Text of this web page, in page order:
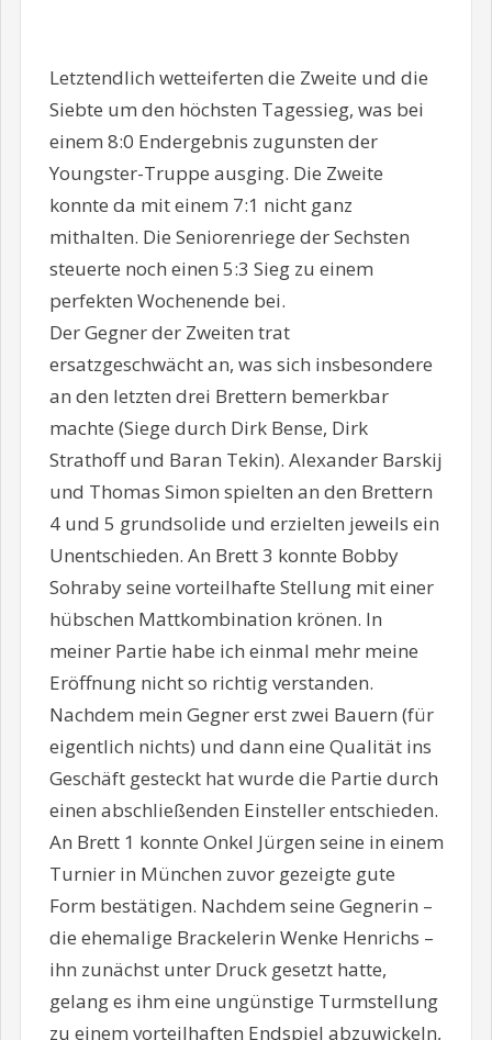
Letztendlich wetteiferten die Zweite und die
Siebte um den höchsten Tagessieg, was bei
einem 8:0 Endergebnis zugunsten der
Youngster-Truppe ausging. Die Zweite
konnte da mit einem 7:1 nicht ganz
mithalten. Die Seniorenriege der Sechsten
steuerte noch einen 5:3 Sieg zu einem
perfekten Wochenende bei.
Der Gegner der Zweiten trat
ersatzgeschwächt an, was sich insbesondere
an den letzten drei Brettern bemerkbar
machte (Siege durch Dirk Bense, Dirk
Strathoff und Baran Tekin). Alexander Barskij
und Thomas Simon spielten an den Brettern
4 und 5 grundsolide und erzielten jeweils ein
Unentschieden. An Brett 3 konnte Bobby
Sohraby seine vorteilhafte Stellung mit einer
hübschen Mattkombination krönen. In
meiner Partie habe ich einmal mehr meine
Eröffnung nicht so richtig verstanden.
Nachdem mein Gegner erst zwei Bauern (für
eigentlich nichts) und dann eine Qualität ins
Geschäft gesteckt hat wurde die Partie durch
einen abschließenden Einsteller entschieden.
An Brett 1 konnte Onkel Jürgen seine in einem
Turnier in München zuvor gezeigte gute
Form bestätigen. Nachdem seine Gegnerin –
die ehemalige Brackelerin Wenke Henrichs –
ihn zunächst unter Druck gesetzt hatte,
gelang es ihm eine ungünstige Turmstellung
zu einem vorteilhaften Endspiel abzuwickeln,